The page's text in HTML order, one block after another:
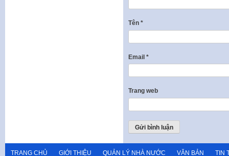
Tên *
Email *
Trang web
TRANG CHỦ GIỚI THIỆU QUẢN LÝ NHÀ NƯỚC VĂN BẢN TIN